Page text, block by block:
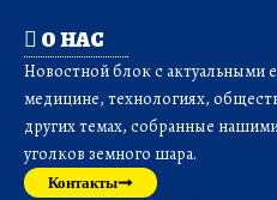
О НАС
Новостной блок с актуальными
медицине, технологиях,
других темах, собранные
уголков земного шара.
Контакты